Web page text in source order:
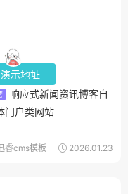
演示地址
响应式新闻资讯博客自
门户类网站
2026.01.23
睿cms模板